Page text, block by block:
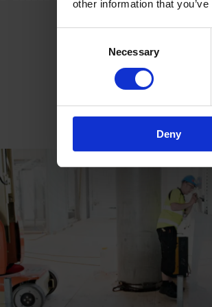
other information that
Necessary
Deny